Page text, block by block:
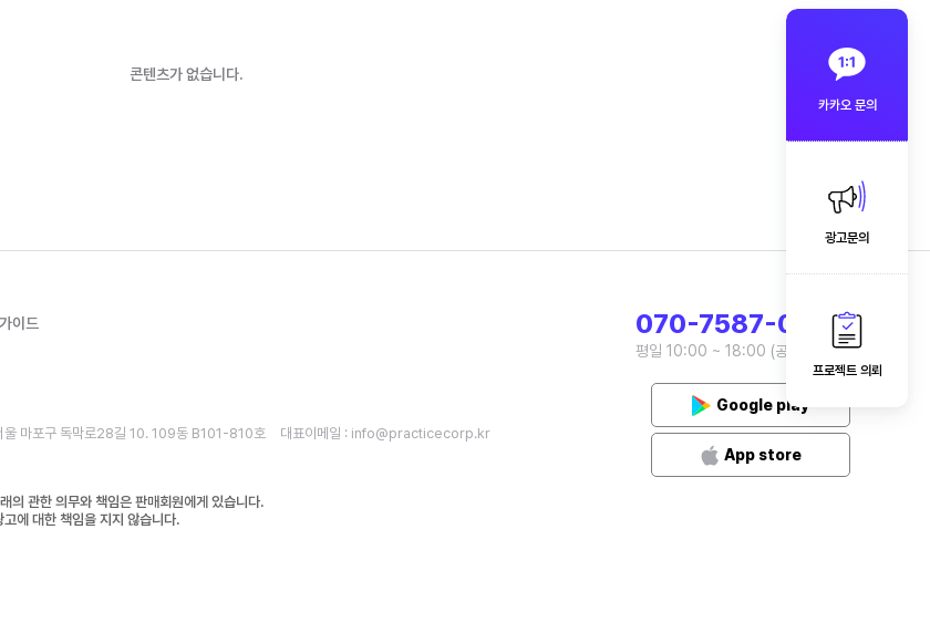
카카오 문의
광고문의
프로젝트 의뢰
콘텐츠가 없습니다.
이드 070-7587-0933
평일 10:00 ~ 18:00 (공휴일 제외)
울 마포구 독막로28길 10. 109동 B101-810호
대표이메일 : info@practicecorp.kr
의 관한 의무와 책임은 판매회원에게 있습니다.
에 대한 책임을 지지 않습니다.
Google play
App store